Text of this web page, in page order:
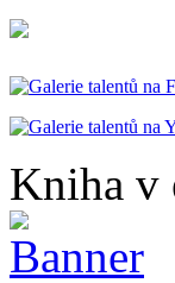
Kniha v